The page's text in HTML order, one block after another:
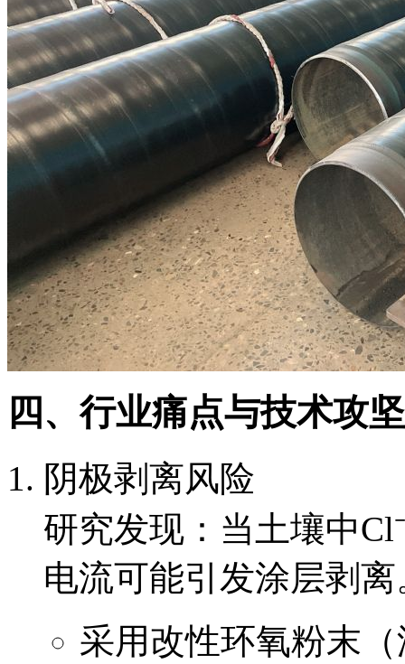
四、行业痛点与技术攻坚
阴极剥离风险
研究发现：当土壤中
电流可能引发涂层剥
采用改性环氧粉末